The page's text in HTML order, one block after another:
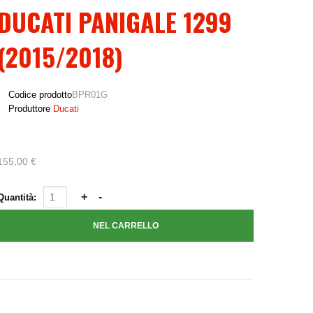
PANIGALE 1299
2018)
Codice prodottoBPR01G
Produttore Ducati
€